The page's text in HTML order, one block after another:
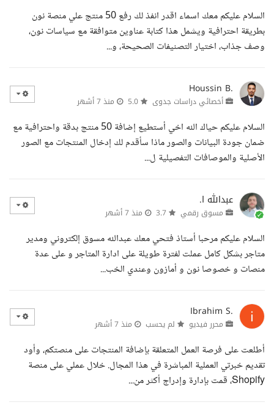
السلام عليكم معك اسماء اقدر انفذ لك رفع 50 منتج علي منصة نون
بطريقة احترافية ويشمل هذا كتابة عناوين متوافقة مع سياسات نون،
وصف جذاب، اختيار التصنيفات الصحيحة، و...
Houssin B.
أخصائي دراسات جدوى منذ 7 أشهر
السلام عليكم حياك الله اخي أستطيع إضافة 50 منتج بدقة واحترافية مع
ضمان جودة البيانات والصور ماذا سأقدم لك إدخال المنتجات مع الصور
الأصلية والموصافات التفصيلية ل...
عبدالله ا.
مسوق رقمي منذ 7 أشهر
السلام عليكم مرحبا أستاذ فتحي معك عبدالله مسوق إلكتروني ومدير
متاجر بشكل كامل عملت لفترة طويلة على ادارة المتاجر و على عدة
منصات و خصوصا نون و أمازون وعندي الخب...
Ibrahim S.
محرر فيديو لم يحسب منذ 7 أشهر
أطلعت على فرصة العمل المتعلقة بإضافة المنتجات على منصتكم، وأود
تقديم خبرتي العملية المباشرة في هذا المجال. خلال عملي على منصة
Shopify، قمت بإدارة وإدراج أكثر من...